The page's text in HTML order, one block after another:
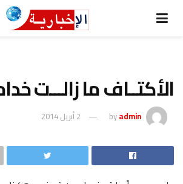
الأكتــاف ما زالـــت
byadmin 2 أبريل 2014